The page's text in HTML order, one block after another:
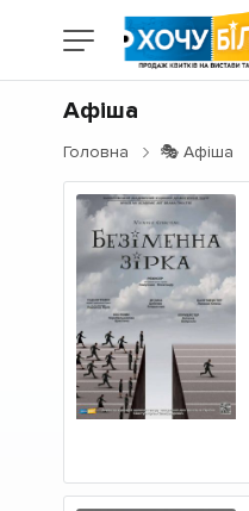
Афіша
Головна 🎭 Афіша